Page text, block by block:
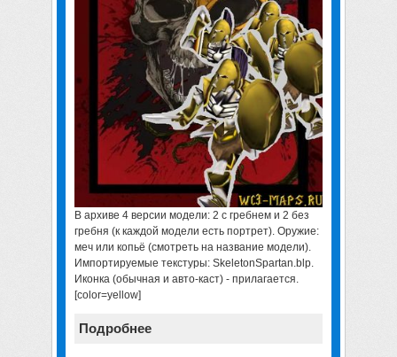
В архиве 4 версии модели: 2 с гребнем и 2 без
гребня (к каждой модели есть портрет). Оружие:
меч или копьё (смотреть на название модели).
Импортируемые текстуры: SkeletonSpartan.blp.
Иконка (обычная и авто-каст) - прилагается.
[color=yellow]
Подробнее